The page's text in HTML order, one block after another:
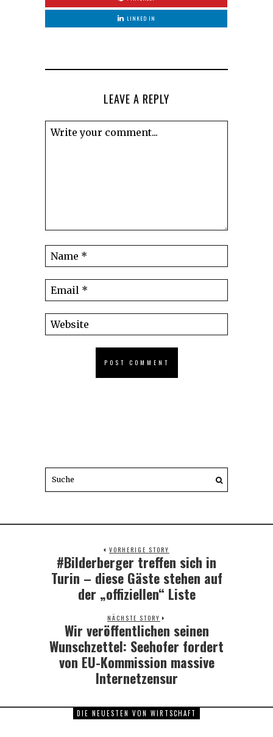
LINKED IN
LEAVE A REPLY
VORHERIGE STORY
Previous
post:
#Bilderberger treffen sich in
Turin – diese Gäste stehen auf
der „offiziellen“ Liste
NÄCHSTE STORY
Next
post:
Wir veröffentlichen seinen
Wunschzettel: Seehofer fordert
von EU-Kommission massive
Internetzensur
DIE NEUESTEN VON WIRTSCHAFT